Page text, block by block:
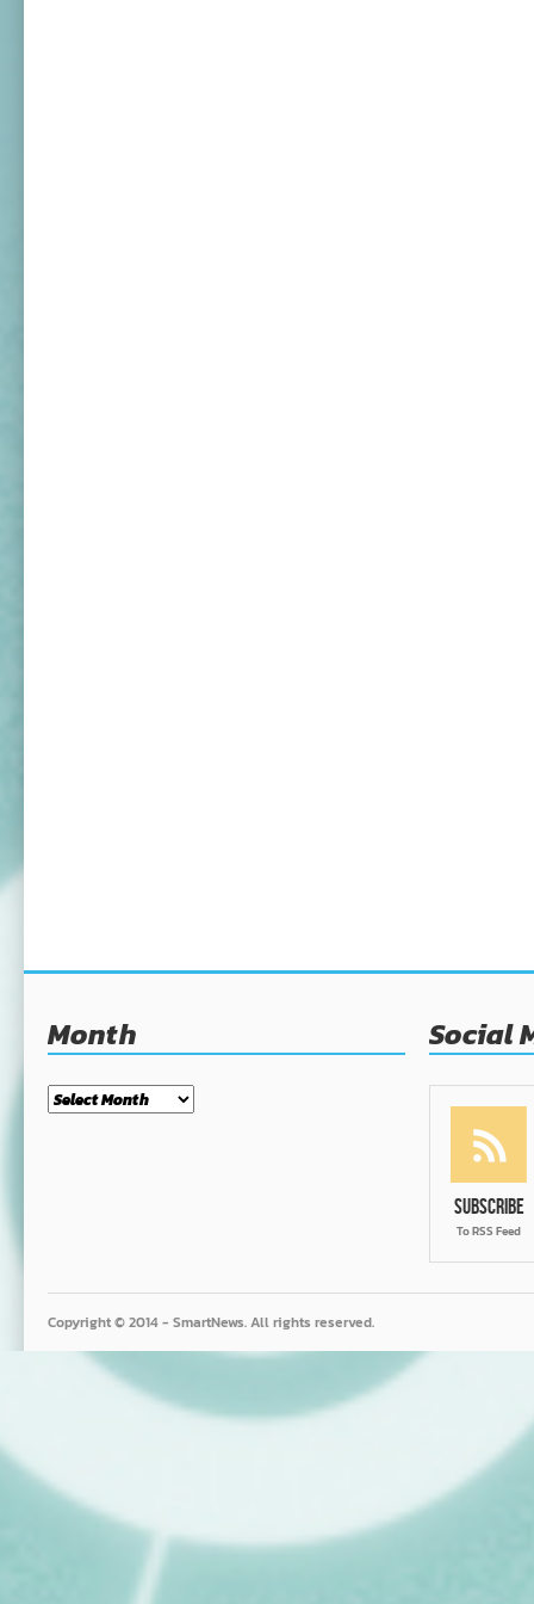
Month
Month
Social
Subscribe
To RSS Feed
Copyright © 2014 - SmartNews. All rights reserved.